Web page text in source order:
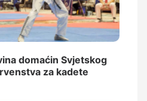
domaćin Svjetskog
za kadete